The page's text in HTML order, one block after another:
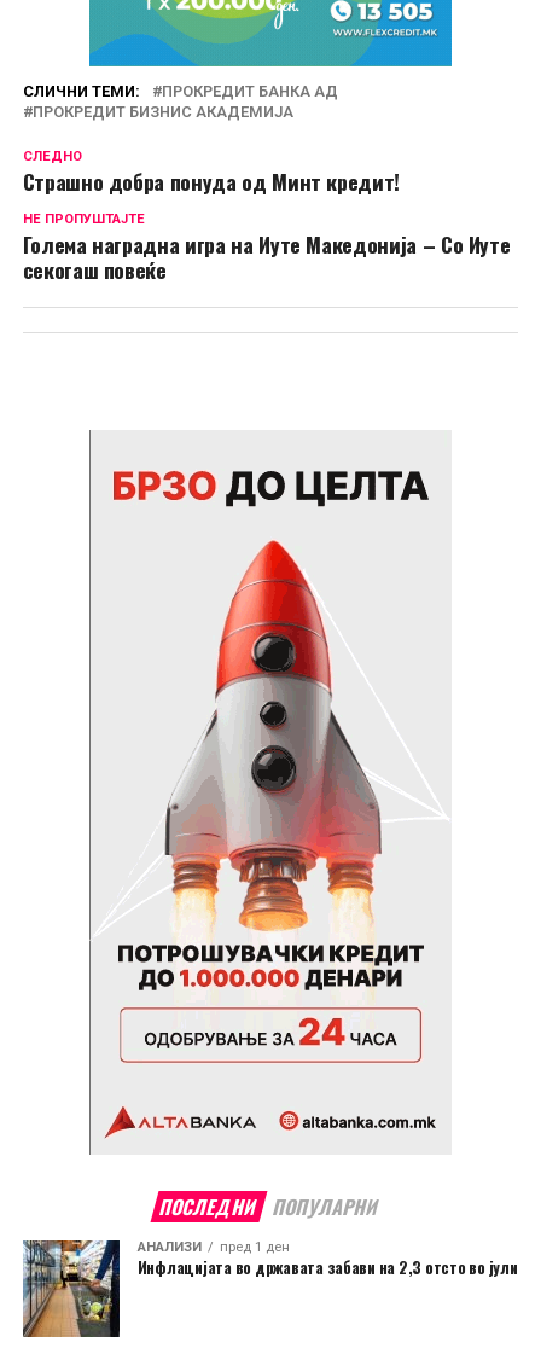
СЛИЧНИ ТЕМИ:
ПРОКРЕДИТ БАНКА АД
ПРОКРЕДИТ БИЗНИС АКАДЕМИЈА
СЛЕДНО
Страшно добра понуда од Минт кредит!
НЕ ПРОПУШТАЈТЕ
Голема наградна игра на Иуте Македонија – Со Иуте
секогаш повеќе
ПОСЛЕДНИ ПОПУЛАРНИ
АНАЛИЗИ пред 1 ден
Инфлацијата во државата забави на 2,3 отсто во јули